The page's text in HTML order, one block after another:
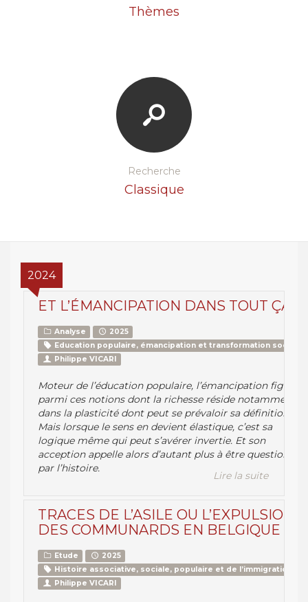
Thèmes
Recherche
Classique
2024
ET L’ÉMANCIPATION DANS TOUT ÇA ?
Analyse
2025
Education populaire, émancipation et transformation sociale
Philippe VICARI
Moteur de l’éducation populaire, l’émancipation figure
parmi ces notions dont la richesse réside notamment
dans la plasticité dont peut se prévaloir sa définition.
Mais lorsque le sens en devient élastique, c’est sa
logique même qui peut s’avérer invertie. Et son
acception appelle alors d’autant plus à être questionnée
par l’histoire.
Lire la suite
TRACES DE L’ASILE OU L’EXPULSION
DES COMMUNARDS EN BELGIQUE
Etude
2025
Histoire associative, sociale, populaire et de l’immigration
Philippe VICARI